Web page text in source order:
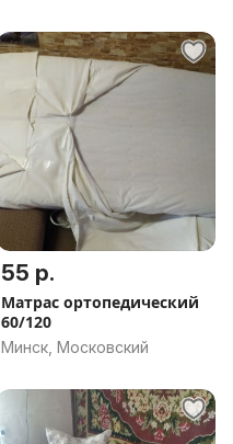
55 р.
Матрас ортопедический
60/120
Минск, Московский